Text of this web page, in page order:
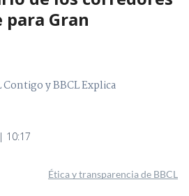
Gran
Contigo y BBCL Explica
10:17
Ética y transparencia de BBCL